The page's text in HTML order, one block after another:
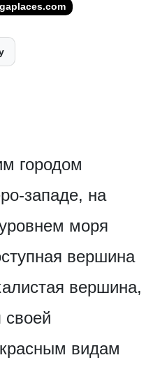
городом
западе, на
моря
вершина
вершина,
своей
видам